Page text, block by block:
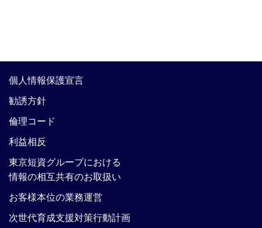
個人情報保護宣言
勧誘方針
倫理コード
利益相反
東京短資グループにおける
情報の相互共有のお取扱い
お客様本位の業務運営
次世代育成支援対策行動計画